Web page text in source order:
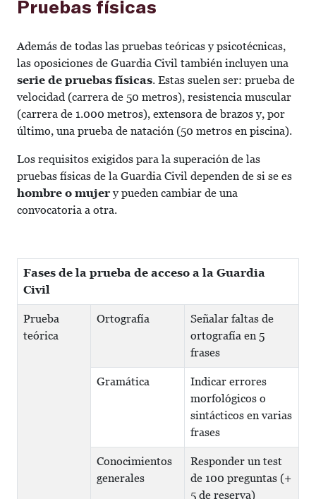
Pruebas físicas
Además de todas las pruebas teóricas y psicotécnicas,
las oposiciones de Guardia Civil también incluyen una
serie de pruebas físicas. Estas suelen ser: prueba de
velocidad (carrera de 50 metros), resistencia muscular
(carrera de 1.000 metros), extensora de brazos y, por
último, una prueba de natación (50 metros en piscina).
Los requisitos exigidos para la superación de las
pruebas físicas de la Guardia Civil dependen de si se es
hombre o mujery pueden cambiar de una
convocatoria a otra.
Fases de la prueba de acceso a la Guardia
Civil
Prueba
teórica
Ortografía
Señalar faltas de
ortografía en 5
frases
Gramática
Indicar errores
morfológicos o
sintácticos en varias
frases
Conocimientos
generales
Responder un test
de 100 preguntas (+
5 de reserva)